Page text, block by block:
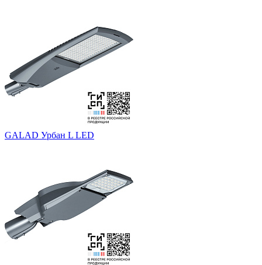
GALAD Урбан L LED